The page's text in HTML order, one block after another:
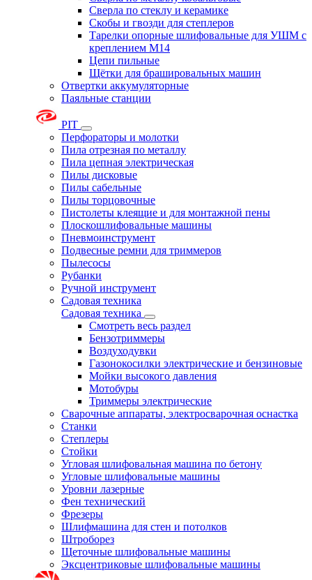
Сверла по стеклу и керамике
Скобы и гвозди для степлеров
Тарелки опорные шлифовальные для УШМ с
креплением М14
Цепи пильные
Щётки для брашировальных машин
Отвертки аккумуляторные
Паяльные станции
PIT
Перфораторы и молотки
Пила отрезная по металлу
Пила цепная электрическая
Пилы дисковые
Пилы сабельные
Пилы торцовочные
Пистолеты клеящие и для монтажной пены
Плоскошлифовальные машины
Пневмоинструмент
Подвесные ремни для триммеров
Пылесосы
Рубанки
Ручной инструмент
Садовая техника
Садовая техника
Смотреть весь раздел
Бензотриммеры
Воздуходувки
Газонокосилки электрические и бензиновые
Мойки высокого давления
Мотобуры
Триммеры электрические
Сварочные аппараты, электросварочная оснастка
Станки
Степлеры
Стойки
Угловая шлифовальная машина по бетону
Угловые шлифовальные машины
Уровни лазерные
Фен технический
Фрезеры
Шлифмашина для стен и потолков
Штроборез
Щеточные шлифовальные машины
Эксцентриковые шлифовальные машины